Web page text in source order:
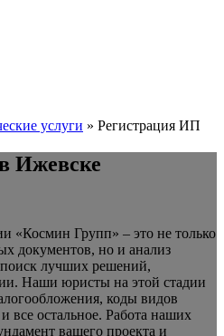
услуги » Регистрация ИП
Ижевске
«Космин Групп» – это не только
документов, но и анализ
поиск лучших решений,
Наши юристы на этой стадии
коды видов
все остальное. Работа наших
вашего проекта и